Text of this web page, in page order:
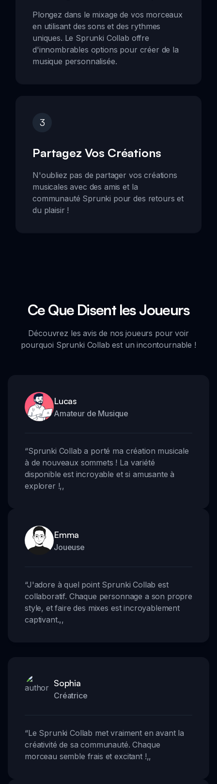
Plongez dans le mixage de vos morceaux
en utilisant des sons et des rythmes
uniques. Le Sprunki Collab offre
d'innombrables options pour créer de la
musique personnalisée.
3
Partagez Vos Créations
N'oubliez pas de partager vos créations
musicales avec des amis et la
communauté Sprunki pour des retours et
du plaisir !
Ce Que Disent les Joueurs
Découvrez les avis de nos joueurs pour voir
pourquoi Sprunki Collab est un incontournable !
Lucas
Amateur de Musique
“Sprunki Collab a porté ma création musicale
à de nouveaux sommets ! La variété
disponible est incroyable et si amusante à
explorer !,,
Emma
Joueuse
“J'adore à quel point Sprunki Collab est
collaboratif. Chaque personnage a son propre
style, et faire des mixes est incroyablement
captivant.,,
Sophia
Créatrice
“Le Sprunki Collab met vraiment en avant la
créativité de sa communauté. Chaque
morceau semble frais et excitant !,,